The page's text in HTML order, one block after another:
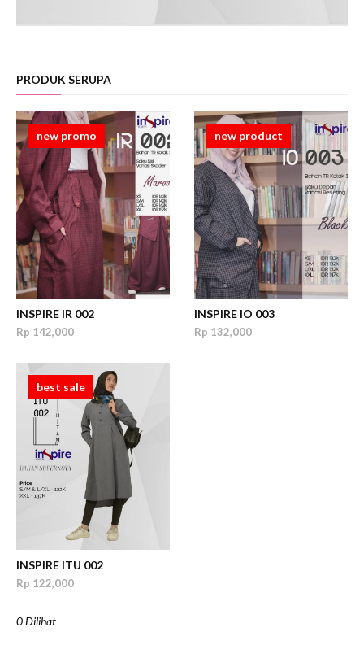
PRODUK SERUPA
new promo
INSPIRE IR 002
Rp 142,000
new product
INSPIRE IO 003
Rp 132,000
best sale
INSPIRE ITU 002
Rp 122,000
0 Dilihat